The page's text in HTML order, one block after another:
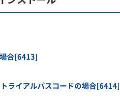
合[6413]
ライアルパスコードの場合[6414]